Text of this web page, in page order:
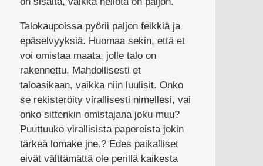
Talokaupoissa pyörii paljon feikkiä ja
epäselvyyksiä. Huomaa sekin, että et
voi omistaa maata, jolle talo on
rakennettu. Mahdollisesti et
taloasikaan, vaikka niin luulisit. Onko
se rekisteröity virallisesti nimellesi, vai
onko sittenkin omistajana joku muu?
Puuttuuko virallisista papereista jokin
tärkeä lomake jne.? Edes paikalliset
eivät välttämättä ole perillä kaikesta